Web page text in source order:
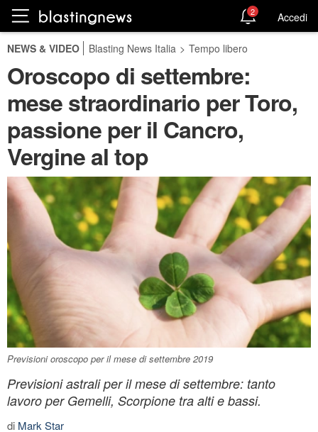
2 Accedi
NEWS & VIDEO Blasting News Italia > Tempo libero
Oroscopo di settembre:
mese straordinario per Toro,
passione per il Cancro,
Vergine al top
Previsioni oroscopo per il mese di settembre 2019
Previsioni astrali per il mese di settembre: tanto
lavoro per Gemelli, Scorpione tra alti e bassi.
di Mark Star